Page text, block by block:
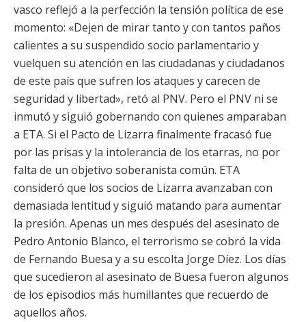
vasco reflejó a la perfección la tensión política de ese
momento: «Dejen de mirar tanto y con tantos paños
calientes a su suspendido socio parlamentario y
vuelquen su atención en las ciudadanas y ciudadanos
de este país que sufren los ataques y carecen de
seguridad y libertad», retó al PNV. Pero el PNV ni se
inmutó y siguió gobernando con quienes amparaban
a ETA. Si el Pacto de Lizarra finalmente fracasó fue
por las prisas y la intolerancia de los etarras, no por
falta de un objetivo soberanista común. ETA
consideró que los socios de Lizarra avanzaban con
demasiada lentitud y siguió matando para aumentar
la presión. Apenas un mes después del asesinato de
Pedro Antonio Blanco, el terrorismo se cobró la vida
de Fernando Buesa y a su escolta Jorge Díez. Los días
que sucedieron al asesinato de Buesa fueron algunos
de los episodios más humillantes que recuerdo de
aquellos años.